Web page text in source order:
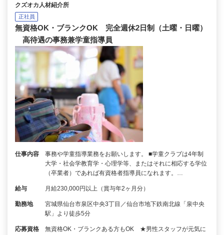
クズオカ人材紹介所
正社員
無資格OK・ブランクOK 完全週休2日制（土曜・日曜）
高待遇の事務兼学童指導員
仕事内容
事務や学童指導業務をお願いします。 ■学童クラブは4年制
大学・社会学教育学・心理学等、またはそれに相応する学位
（卒業者）であれば有資格者指導員になれます。…
給与 月給230,000円以上（賞与年2ヶ月分）
勤務地
宮城県仙台市泉区中央3丁目／仙台市地下鉄南北線「泉中央
駅」より徒歩5分
応募資格 無資格OK・ブランクある方もOK ★男性スタッフが元気に